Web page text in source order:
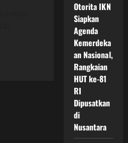
Otorita IKN
Siapkan
Agenda
Kemerdeka
an Nasional,
Rangkaian
HUT ke-81
RI
Dipusatkan
di
Nusantara